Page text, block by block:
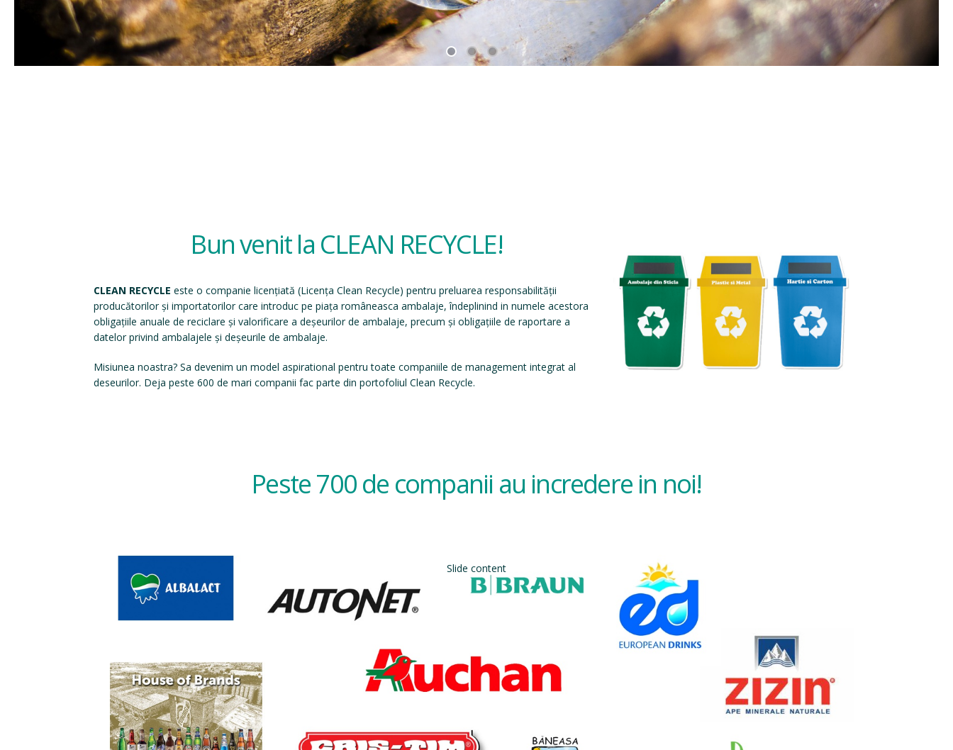
Bun venit la CLEAN RECYCLE!
CLEAN RECYCLE este o companie licențiată (Licența Clean Recycle) pentru preluarea responsabilității
producătorilor și importatorilor care introduc pe piața româneasca ambalaje, îndeplinind in numele acestora
obligațiile anuale de reciclare și valorificare a deșeurilor de ambalaje, precum și obligațiile de raportare a
datelor privind ambalajele și deșeurile de ambalaje.
Misiunea noastra? Sa devenim un model aspirational pentru toate companiile de management integrat al
deseurilor. Deja peste 600 de mari companii fac parte din portofoliul Clean Recycle.
Peste 700 de companii au incredere in noi!
Slide content